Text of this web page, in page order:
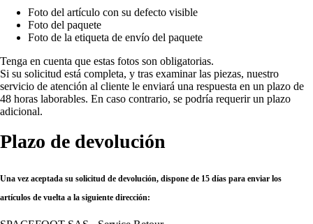
Foto del artículo con su defecto visible
Foto del paquete
Foto de la etiqueta de envío del paquete
Tenga en cuenta que estas fotos son obligatorias.
Si su solicitud está completa, y tras examinar las piezas, nuestro
servicio de atención al cliente le enviará una respuesta en un plazo de
48 horas laborables. En caso contrario, se podría requerir un plazo
adicional.
Plazo de devolución
Una vez aceptada su solicitud de devolución, dispone de 15 días para enviar los
artículos de vuelta a la siguiente dirección: